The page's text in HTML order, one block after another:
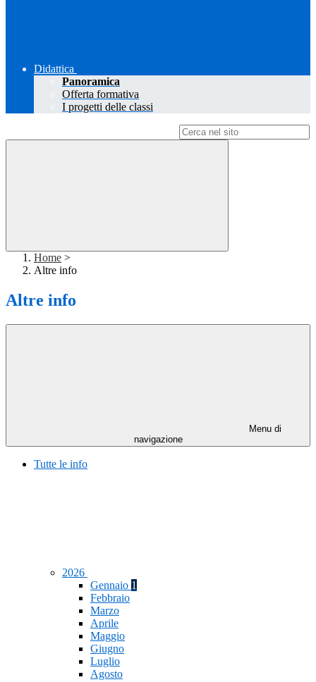
Didattica
Panoramica
Offerta formativa
I progetti delle classi
Home >
Altre info
Altre info
Menu di
navigazione
Tutte le info
2026
Gennaio 1
Febbraio
Marzo
Aprile
Maggio
Giugno
Luglio
Agosto